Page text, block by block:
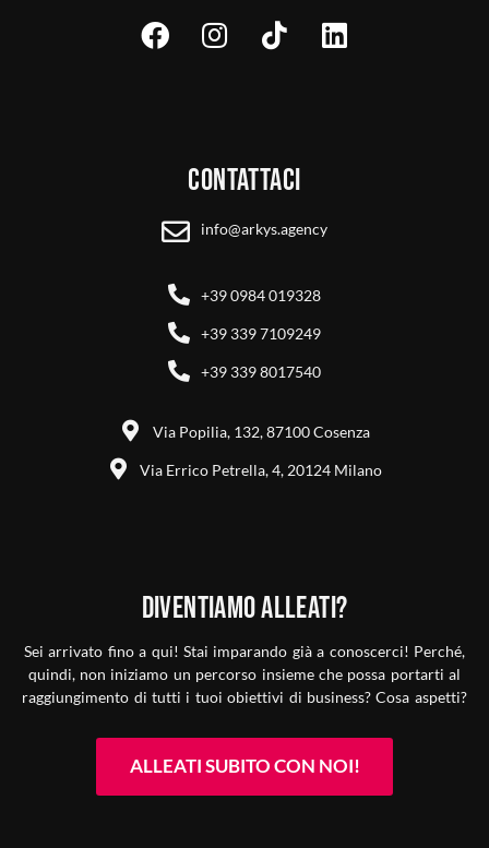
Contattaci
info@arkys.agency
+39 0984 019328
+39 339 7109249
+39 339 8017540
Via Popilia, 132, 87100 Cosenza
Via Errico Petrella, 4, 20124 Milano
Diventiamo alleati?
Sei arrivato fino a qui! Stai imparando già a conoscerci! Perché,
quindi, non iniziamo un percorso insieme che possa portarti al
raggiungimento di tutti i tuoi obiettivi di business? Cosa aspetti?
ALLEATI SUBITO CON NOI!